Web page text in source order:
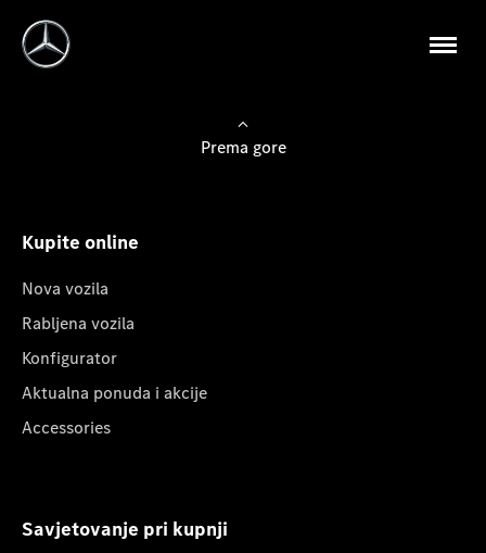
Prema gore
Kupite online
Nova vozila
Rabljena vozila
Konfigurator
Aktualna ponuda i akcije
Accessories
Savjetovanje pri kupnji